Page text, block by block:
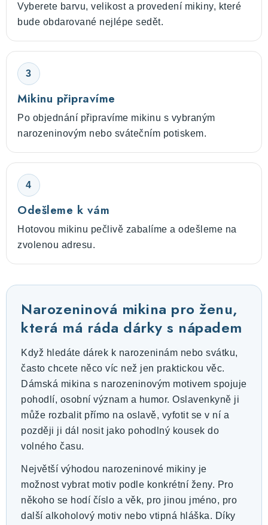
Vyberete barvu, velikost a provedení mikiny, které
bude obdarované nejlépe sedět.
3
Mikinu připravíme
Po objednání připravíme mikinu s vybraným
narozeninovým nebo svátečním potiskem.
4
Odešleme k vám
Hotovou mikinu pečlivě zabalíme a odešleme na
zvolenou adresu.
Narozeninová mikina pro ženu,
která má ráda dárky s nápadem
Když hledáte dárek k narozeninám nebo svátku,
často chcete něco víc než jen praktickou věc.
Dámská mikina s narozeninovým motivem spojuje
pohodlí, osobní význam a humor. Oslavenkyně ji
může rozbalit přímo na oslavě, vyfotit se v ní a
později ji dál nosit jako pohodlný kousek do
volného času.
Největší výhodou narozeninové mikiny je
možnost vybrat motiv podle konkrétní ženy. Pro
někoho se hodí číslo a věk, pro jinou jméno, pro
další alkoholový motiv nebo vtipná hláška. Díky